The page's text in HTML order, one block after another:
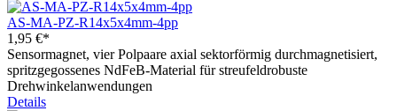
AS-MA-PZ-R14x5x4mm-4pp
1,95 €*
Sensormagnet, vier Polpaare axial sektorförmig durchmagnetisiert,
spritzgegossenes NdFeB-Material für streufeldrobuste
Drehwinkelanwendungen
Details